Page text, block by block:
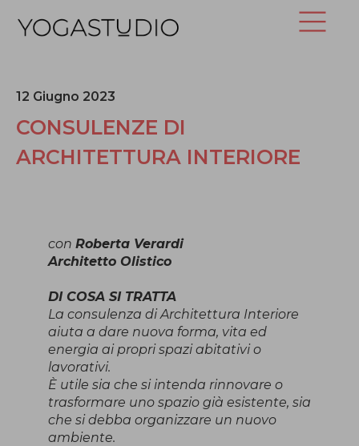
12 Giugno 2023
CONSULENZE DI
ARCHITETTURA INTERIORE
con Roberta Verardi
Architetto Olistico
DI COSA SI TRATTA
La consulenza di Architettura Interiore
aiuta a dare nuova forma, vita ed
energia ai propri spazi abitativi o
lavorativi.
È utile sia che si intenda rinnovare o
trasformare uno spazio già esistente, sia
che si debba organizzare un nuovo
ambiente.